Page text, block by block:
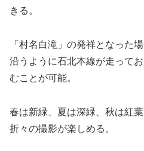
きる。
「村名白滝」の発祥となった
沿うように石北本線が走って
むことが可能。
春は新緑、夏は深緑、秋は紅
折々の撮影が楽しめる。